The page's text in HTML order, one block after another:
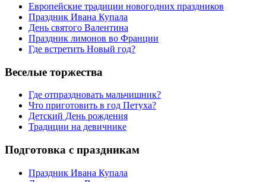
Европейские традиции новогодних праздников
Праздник Ивана Купала
День святого Валентина
Праздник лимонов во Франции
Где встретить Новый год?
Веселые торжества
Где отпраздновать мальчишник?
Что приготовить в год Петуха?
Детский День рождения
Традиции на девичнике
Подготовка с праздникам
Праздник Ивана Купала